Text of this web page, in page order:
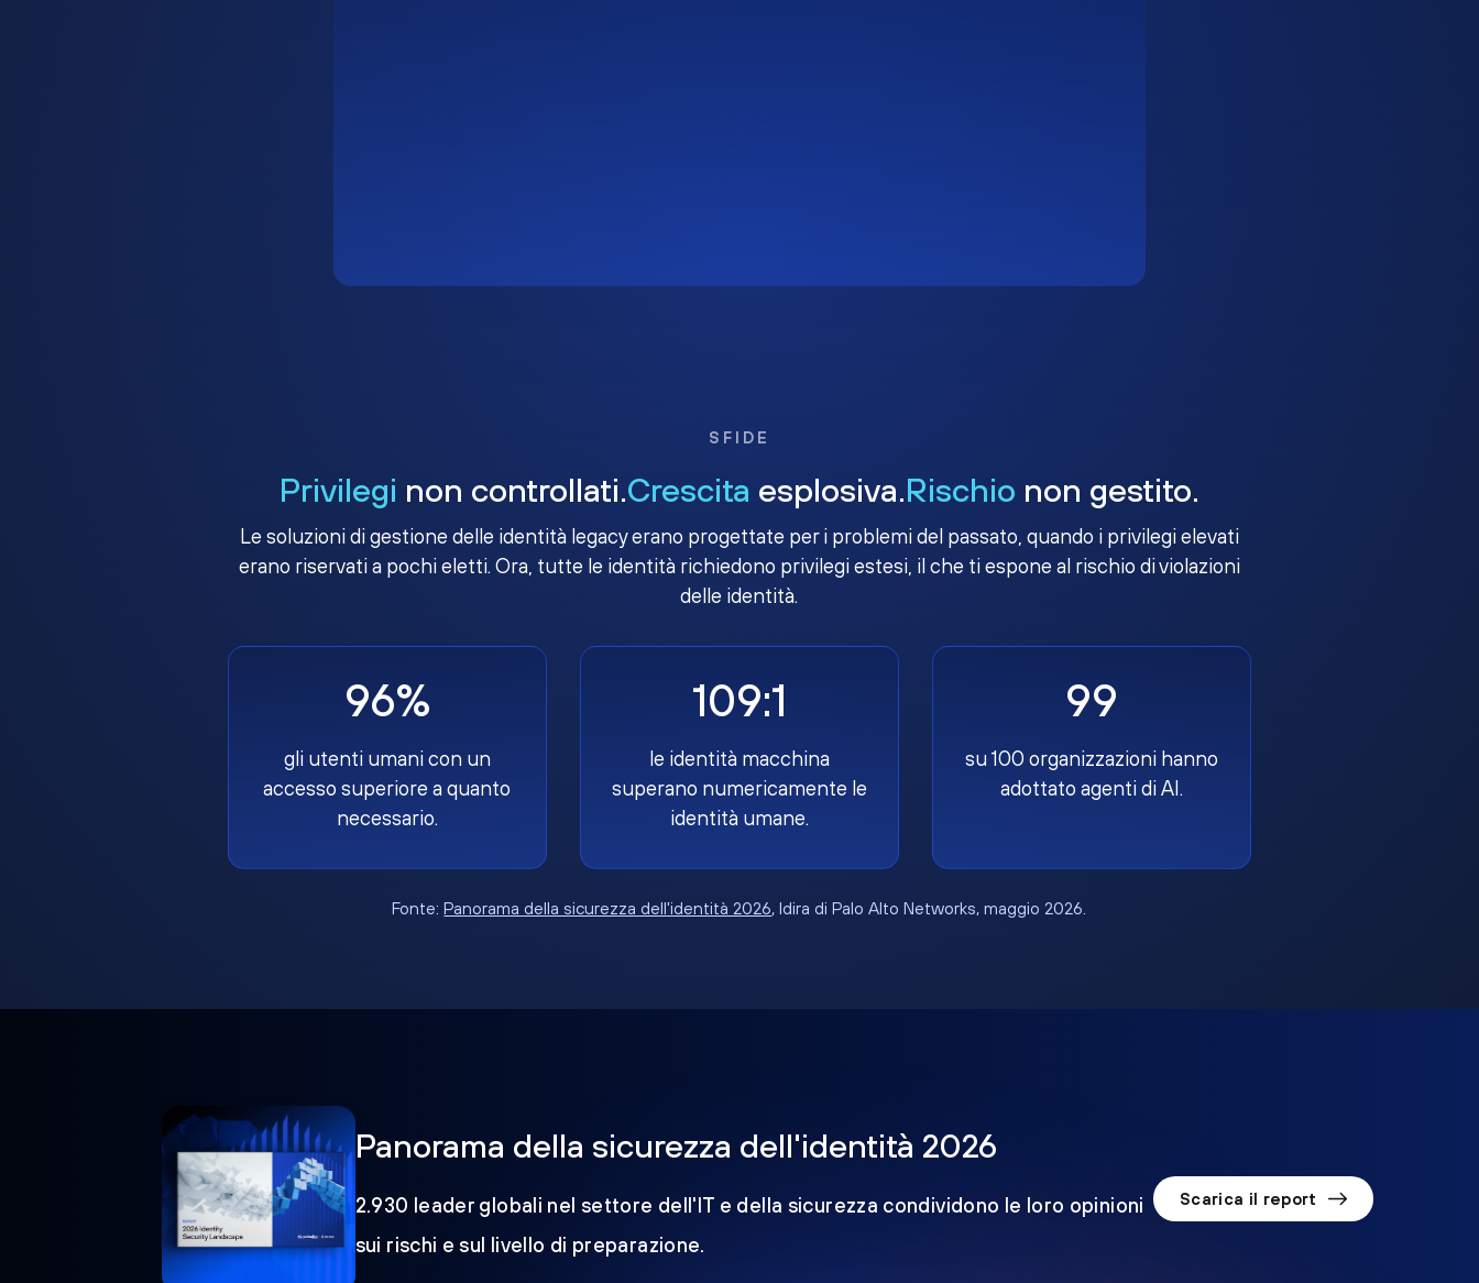
SFIDE
Privilegi non controllati.Crescita esplosiva.Rischio non gestito.
Le soluzioni di gestione delle identità legacy erano progettate per i problemi del passato, quando i privilegi elevati
erano riservati a pochi eletti. Ora, tutte le identità richiedono privilegi estesi, il che ti espone al rischio di violazioni
delle identità.
96%
gli utenti umani con un
accesso superiore a quanto
necessario.
109:1
le identità macchina
superano numericamente le
identità umane.
99
su 100 organizzazioni hanno
adottato agenti di AI.
Fonte:Panorama della sicurezza dell'identità 2026, Idira di Palo Alto Networks, maggio 2026.
Panorama della sicurezza dell'identità 2026
2.930 leader globali nel settore dell'IT e della sicurezza condividono le loro opinioni
sui rischi e sul livello di preparazione.
Scarica il report